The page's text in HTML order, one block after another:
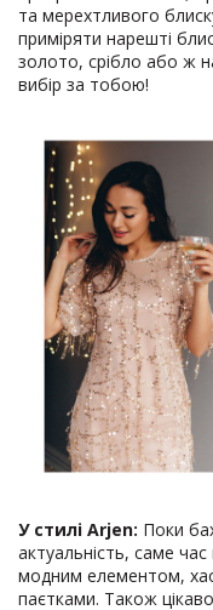
та мерехтливого
приміряти нарешті
золото, срібло або ж
вибір за тобою!
У стилі Arjen: Поки
актуальність, саме
модним елементом,
паєтками. Також